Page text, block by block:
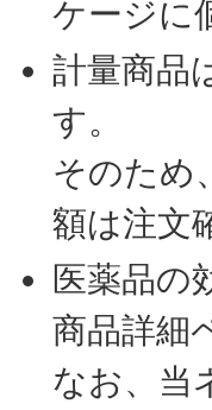
ケージに
計量商品
す。
そのため
額は注文
医薬品の
商品詳細
なお、当